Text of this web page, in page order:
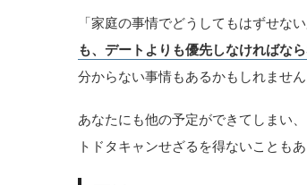
「家庭の事情でどうしてもはずせな
も、デートよりも優先しなければな
分からない事情もあるかもしれません
あなたにも他の予定ができてしまい
トドタキャンせざるを得ないこともあ